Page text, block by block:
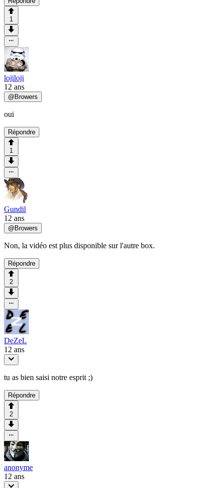
1
lojiloji
12 ans
@ Browers
oui
Répondre
1
Gundil
12 ans
@ Browers
Non, la vidéo est plus disponible sur l'autre box.
Répondre
2
DeZeL
12 ans
tu as bien saisi notre esprit ;)
Répondre
2
anonyme
12 ans